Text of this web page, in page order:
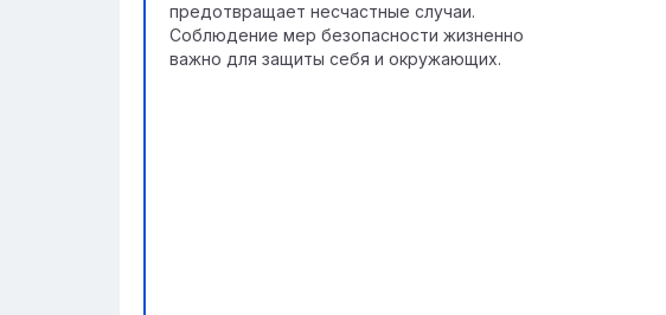
предотвращает несчастные случаи.
Соблюдение мер безопасности жизненно
важно для защиты себя и окружающих.